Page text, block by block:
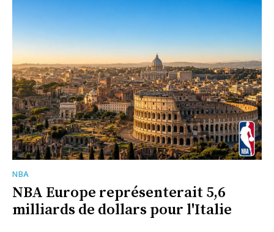
NBA
NBA Europe représenterait 5,6
milliards de dollars pour l'Italie